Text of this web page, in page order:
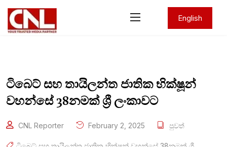
English
ටිබෙට් සහ තායිලන්ත ජාතික භික්ෂූන්
වහන්සේ 38නමක් ශ්‍රී ලංකාවට
CNL Reporter February 2, 2025 පුවත්